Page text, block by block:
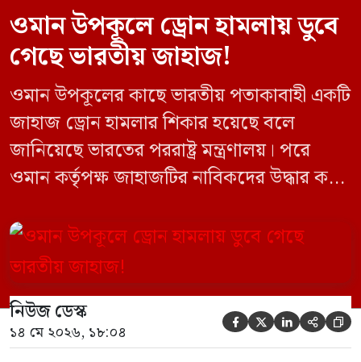
ওমান উপকূলে ড্রোন হামলায় ডুবে
গেছে ভারতীয় জাহাজ!
ওমান উপকূলের কাছে ভারতীয় পতাকাবাহী একটি
জাহাজ ড্রোন হামলার শিকার হয়েছে বলে
জানিয়েছে ভারতের পররাষ্ট্র মন্ত্রণালয়। পরে
ওমান কর্তৃপক্ষ জাহাজটির নাবিকদের উদ্ধার করে
পর সাগরে পুরোপুরি ডুবে যায় ওই জাহাজটি।
‘এমএসভি হাজি আলি’ (Haji Ali) নামের
কার্গো শিপের উপর এই হামলার ঘটনায় তীব্র
উদ্বেগ প্রকাশ করেছে নয়াদিল্লি। প্রাথমিক […]
নিউজ ডেস্ক
১৪ মে ২০২৬, ১৮:০৪     